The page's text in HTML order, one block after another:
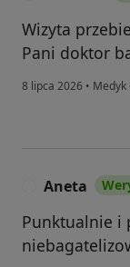
Wizyta
Pani doktor
8 lipca 2026 • Medyk
Aneta
Punktualnie i